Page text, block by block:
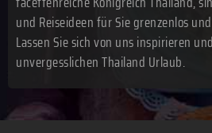
und Reiseideen für Sie grenzenlos
Lassen Sie sich von uns inspirieren
unvergesslichen Thailand Urlaub.